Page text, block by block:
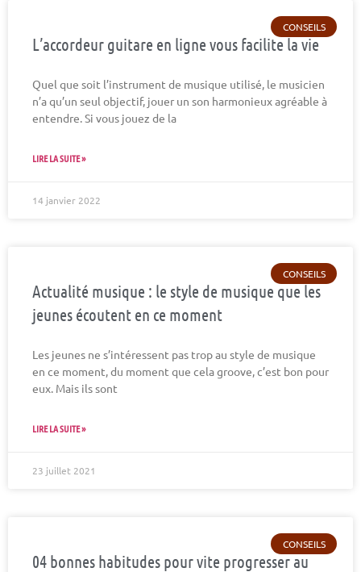
CONSEILS
L’accordeur guitare en ligne vous facilite la vie
Quel que soit l’instrument de musique utilisé, le musicien
n’a qu’un seul objectif, jouer un son harmonieux agréable à
entendre. Si vous jouez de la
LIRE LA SUITE »
14 janvier 2022
CONSEILS
Actualité musique : le style de musique que les
jeunes écoutent en ce moment
Les jeunes ne s’intéressent pas trop au style de musique
en ce moment, du moment que cela groove, c’est bon pour
eux. Mais ils sont
LIRE LA SUITE »
23 juillet 2021
CONSEILS
04 bonnes habitudes pour vite progresser au